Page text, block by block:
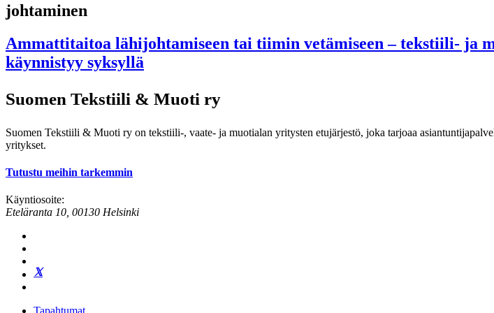
johtaminen
Ammattitaitoa lähijohtamiseen tai tiimin vetämiseen – tekstiili- ja
käynnistyy syksyllä
Suomen Tekstiili & Muoti ry
Suomen Tekstiili & Muoti ry on tekstiili-, vaate- ja muotialan yritysten etujärjestö, joka tarjoaa
yritykset.
Tutustu meihin tarkemmin
Käyntiosoite:
Eteläranta 10, 00130 Helsinki